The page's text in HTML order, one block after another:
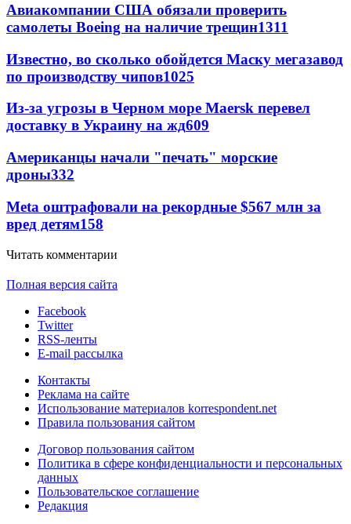
Авиакомпании США обязали проверить
самолеты Boeing на наличие трещин1311
Известно, во сколько обойдется Маску мегазавод
по производству чипов1025
Из-за угрозы в Черном море Maersk перевел
доставку в Украину на жд609
Американцы начали "печать" морские
дроны332
Meta оштрафовали на рекордные $567 млн за
вред детям158
Читать комментарии
Полная версия сайта
Facebook
Twitter
RSS-ленты
E-mail рассылка
Контакты
Реклама на сайте
Использование материалов korrespondent.net
Правила пользования сайтом
Договор пользования сайтом
Политика в сфере конфиденциальности и персональных
данных
Пользовательское соглашение
Редакция